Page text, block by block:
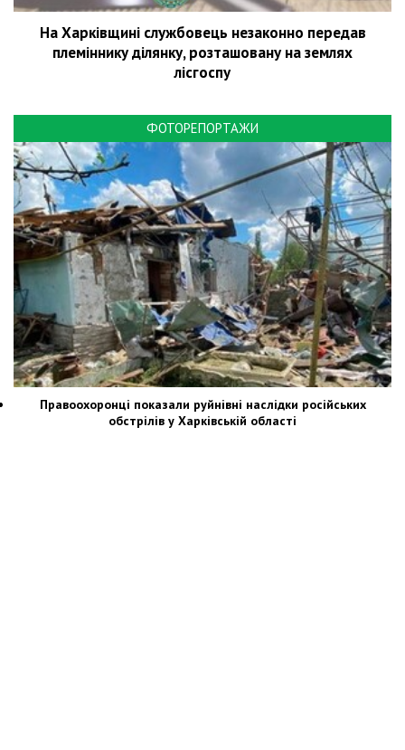
На Харківщині службовець незаконно передав
племіннику ділянку, розташовану на землях
лісгоспу
ФОТОРЕПОРТАЖИ
Правоохоронці показали руйнівні наслідки російських
обстрілів у Харківській області